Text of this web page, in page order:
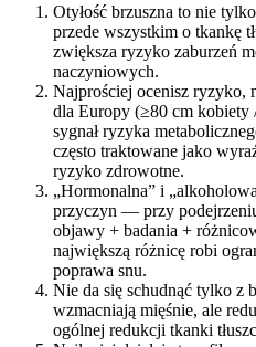
Otyłość brzuszna to nie
przede wszystkim o tkankę
zwiększa ryzyko zaburzeń
naczyniowych.
Najprościej ocenisz ryzyko,
dla Europy (≥80 cm kobiety
sygnał ryzyka
często traktowane jako
ryzyko zdrowotne.
„Hormonalna” i
przyczyn — przy
objawy + badania +
największą różnicę robi
poprawa snu.
Nie da się schudnąć tylko z
wzmacniają mięśnie, ale
ogólnej redukcji tkanki